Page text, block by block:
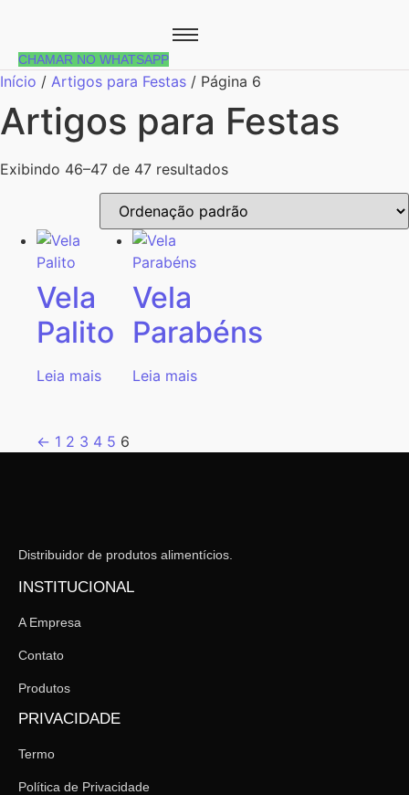
CHAMAR NO WHATSAPP
Início / Artigos para Festas / Página 6
Artigos para Festas
Exibindo 46–47 de 47 resultados
Vela
Palito
Leia mais
Vela
Parabéns
Leia mais
← 1 2 3 4 5 6
Distribuidor de produtos alimentícios.
INSTITUCIONAL
A Empresa
Contato
Produtos
PRIVACIDADE
Termo
Política de Privacidade